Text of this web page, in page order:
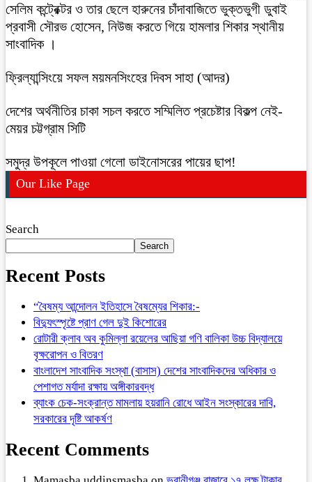
সেলিম কন্ট্রেক্টর ও তার ছেলে হারুনের চাঁদাবাজিতে ভুক্তভুগী ডুবাই
প্রবাসী সৌরভ হোসেন, নিউজ করতে গিয়ে হামলার শিকার স্থানীয়
সাংবাদিক ।
ফ্রিল্যান্সিংয়ে সফল ময়মনসিংহের দিবস সাহা (আদর)
দেশের অর্থনীতির চাকা সচল করতে সম্মিলিত প্রচেষ্টার বিকল্প নেই-
মেয়র চট্টগ্রাম সিটি
সমুদ্র উপকূলে পাওয়া গেলো ডাইনোসরের পায়ের ছাপ!
Our Like Page
Search
Search
Recent Posts
“বৈষম্য আন্দোলন ইতিহাসে বৈষম্যের শিকার:-
বিদ্যুৎস্পৃষ্টে প্রাণ গেল দুই কিশোরের
রোটারী ক্লাব অব কুমিল্লা রয়েলের আছিয়া গণি বালিকা উচ্চ বিদ্যালয়ে
বৃক্ষরোপন ও বিতরণ
বাংলাদেশ সাংবাদিক সংস্থা (বাসাস) দেশের সাংবাদিকদের অধিকার ও
পেশাগত মর্যাদা রক্ষায় অঙ্গীকারবদ্ধ
ব্যাংক চেক-সংক্রান্ত মামলায় হয়রানি রোধে আইন সংস্কারের দাবি,
সরকারের দৃষ্টি আকর্ষণ
Recent Comments